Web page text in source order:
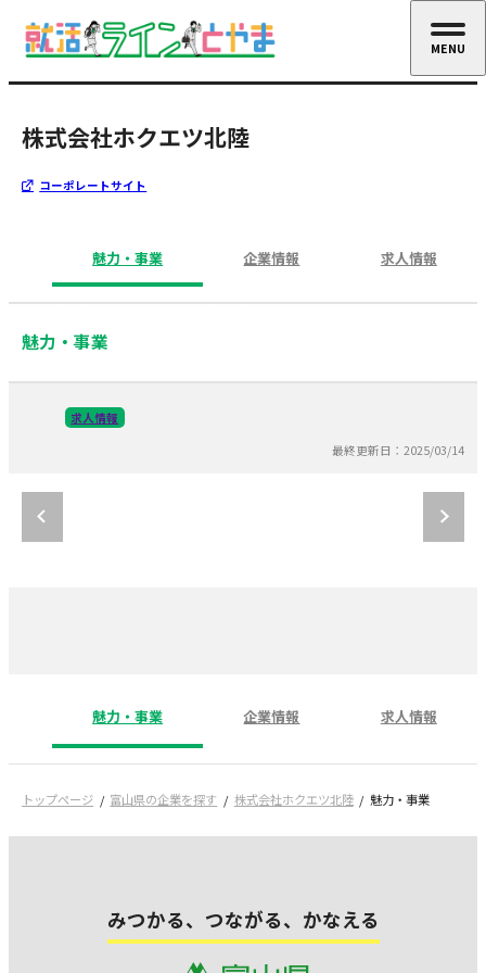
株式会社ホクエツ北陸
コーポレートサイト
魅力・事業 企業情報 求人情報
魅力・事業
求人情報
最終更新日：2025/03/14
魅力・事業 企業情報 求人情報
トップページ 富山県の企業を探す 株式会社ホクエツ北陸 魅力・事業
みつかる、つながる、かなえる
MENU